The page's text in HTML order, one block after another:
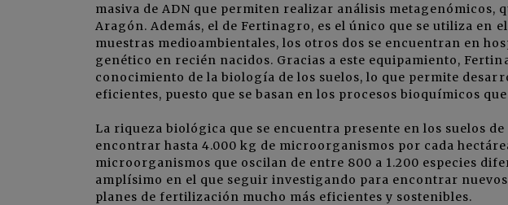
masiva de ADN que permiten realizar análisis metagenómicos,
Aragón. Además, el de Fertinagro, es el único que se utiliza en
muestras medioambientales, los otros dos se encuentran en
genético en recién nacidos. Gracias a este equipamiento,
conocimiento de la biología de los suelos, lo que permite
eficientes, puesto que se basan en los procesos bioquímicos
La riqueza biológica que se encuentra presente en los suelos
encontrar hasta 4.000 kg de microorganismos por cada
microorganismos que oscilan de entre 800 a 1.200 especies
amplísimo en el que seguir investigando para encontrar
planes de fertilización mucho más eficientes y sostenibles.